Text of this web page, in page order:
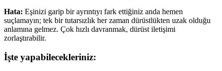
Hata: Eşinizi garip bir ayrıntıyı fark ettiğiniz anda hemen
suçlamayın; tek bir tutarsızlık her zaman dürüstlükten uzak olduğu
anlamına gelmez. Çok hızlı davranmak, dürüst iletişimi
zorlaştırabilir.
İşte yapabilecekleriniz: